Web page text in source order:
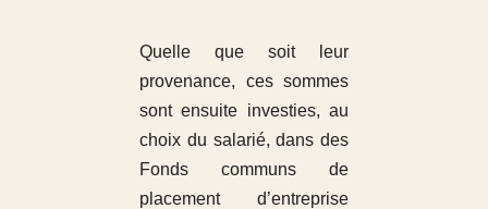
Quelle que soit leur
provenance, ces sommes
sont ensuite investies, au
choix du salarié, dans des
Fonds communs de
placement d’entreprise